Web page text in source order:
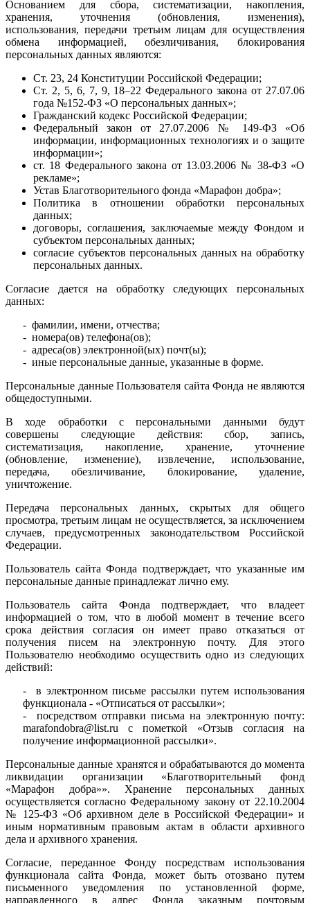
Основанием для сбора, систематизации, накопления,
хранения, уточнения (обновления, изменения),
использования, передачи третьим лицам для осуществления
обмена информацией, обезличивания, блокирования
персональных данных являются:
Ст. 23, 24 Конституции Российской Федерации;
Ст. 2, 5, 6, 7, 9, 18–22 Федерального закона от 27.07.06
года №152-ФЗ «О персональных данных»;
Гражданский кодекс Российской Федерации;
Федеральный закон от 27.07.2006 № 149-ФЗ «Об
информации, информационных технологиях и о защите
информации»;
ст. 18 Федерального закона от 13.03.2006 № 38-ФЗ «О
рекламе»;
Устав Благотворительного фонда «Марафон добра»;
Политика в отношении обработки персональных
данных;
договоры, соглашения, заключаемые между Фондом и
субъектом персональных данных;
согласие субъектов персональных данных на обработку
персональных данных.
Согласие дается на обработку следующих персональных
данных:
- фамилии, имени, отчества;
- номера(ов) телефона(ов);
- адреса(ов) электронной(ых) почт(ы);
- иные персональные данные, указанные в форме.
Персональные данные Пользователя сайта Фонда не являются
общедоступными.
В ходе обработки с персональными данными будут
совершены следующие действия: сбор, запись,
систематизация, накопление, хранение, уточнение
(обновление, изменение), извлечение, использование,
передача, обезличивание, блокирование, удаление,
уничтожение.
Передача персональных данных, скрытых для общего
просмотра, третьим лицам не осуществляется, за исключением
случаев, предусмотренных законодательством Российской
Федерации.
Пользователь сайта Фонда подтверждает, что указанные им
персональные данные принадлежат лично ему.
Пользователь сайта Фонда подтверждает, что владеет
информацией о том, что в любой момент в течение всего
срока действия согласия он имеет право отказаться от
получения писем на электронную почту. Для этого
Пользователю необходимо осуществить одно из следующих
действий:
- в электронном письме рассылки путем использования
функционала - «Отписаться от рассылки»;
- посредством отправки письма на электронную почту:
marafondobra@list.ru с пометкой «Отзыв согласия на
получение информационной рассылки».
Персональные данные хранятся и обрабатываются до момента
ликвидации организации «Благотворительный фонд
«Марафон добра»». Хранение персональных данных
осуществляется согласно Федеральному закону от 22.10.2004
№ 125-ФЗ «Об архивном деле в Российской Федерации» и
иным нормативным правовым актам в области архивного
дела и архивного хранения.
Согласие, переданное Фонду посредствам использования
функционала сайта Фонда, может быть отозвано путем
письменного уведомления по установленной форме,
направленного в адрес Фонда заказным почтовым